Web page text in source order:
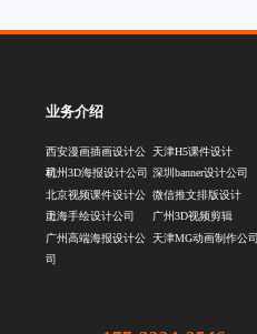
业务介绍
西安漫画插画设计公
司
杭州3D海报设计公司
北京视频课件设计公
司
上海手绘设计公司
广州高端海报设计公
司
天津H5课件设计
深圳banner设计公司
微信推文排版设计
广州3D视频剪辑
天津MG动画制作公